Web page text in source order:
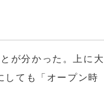
が分かった。上に大
しても「オープン時